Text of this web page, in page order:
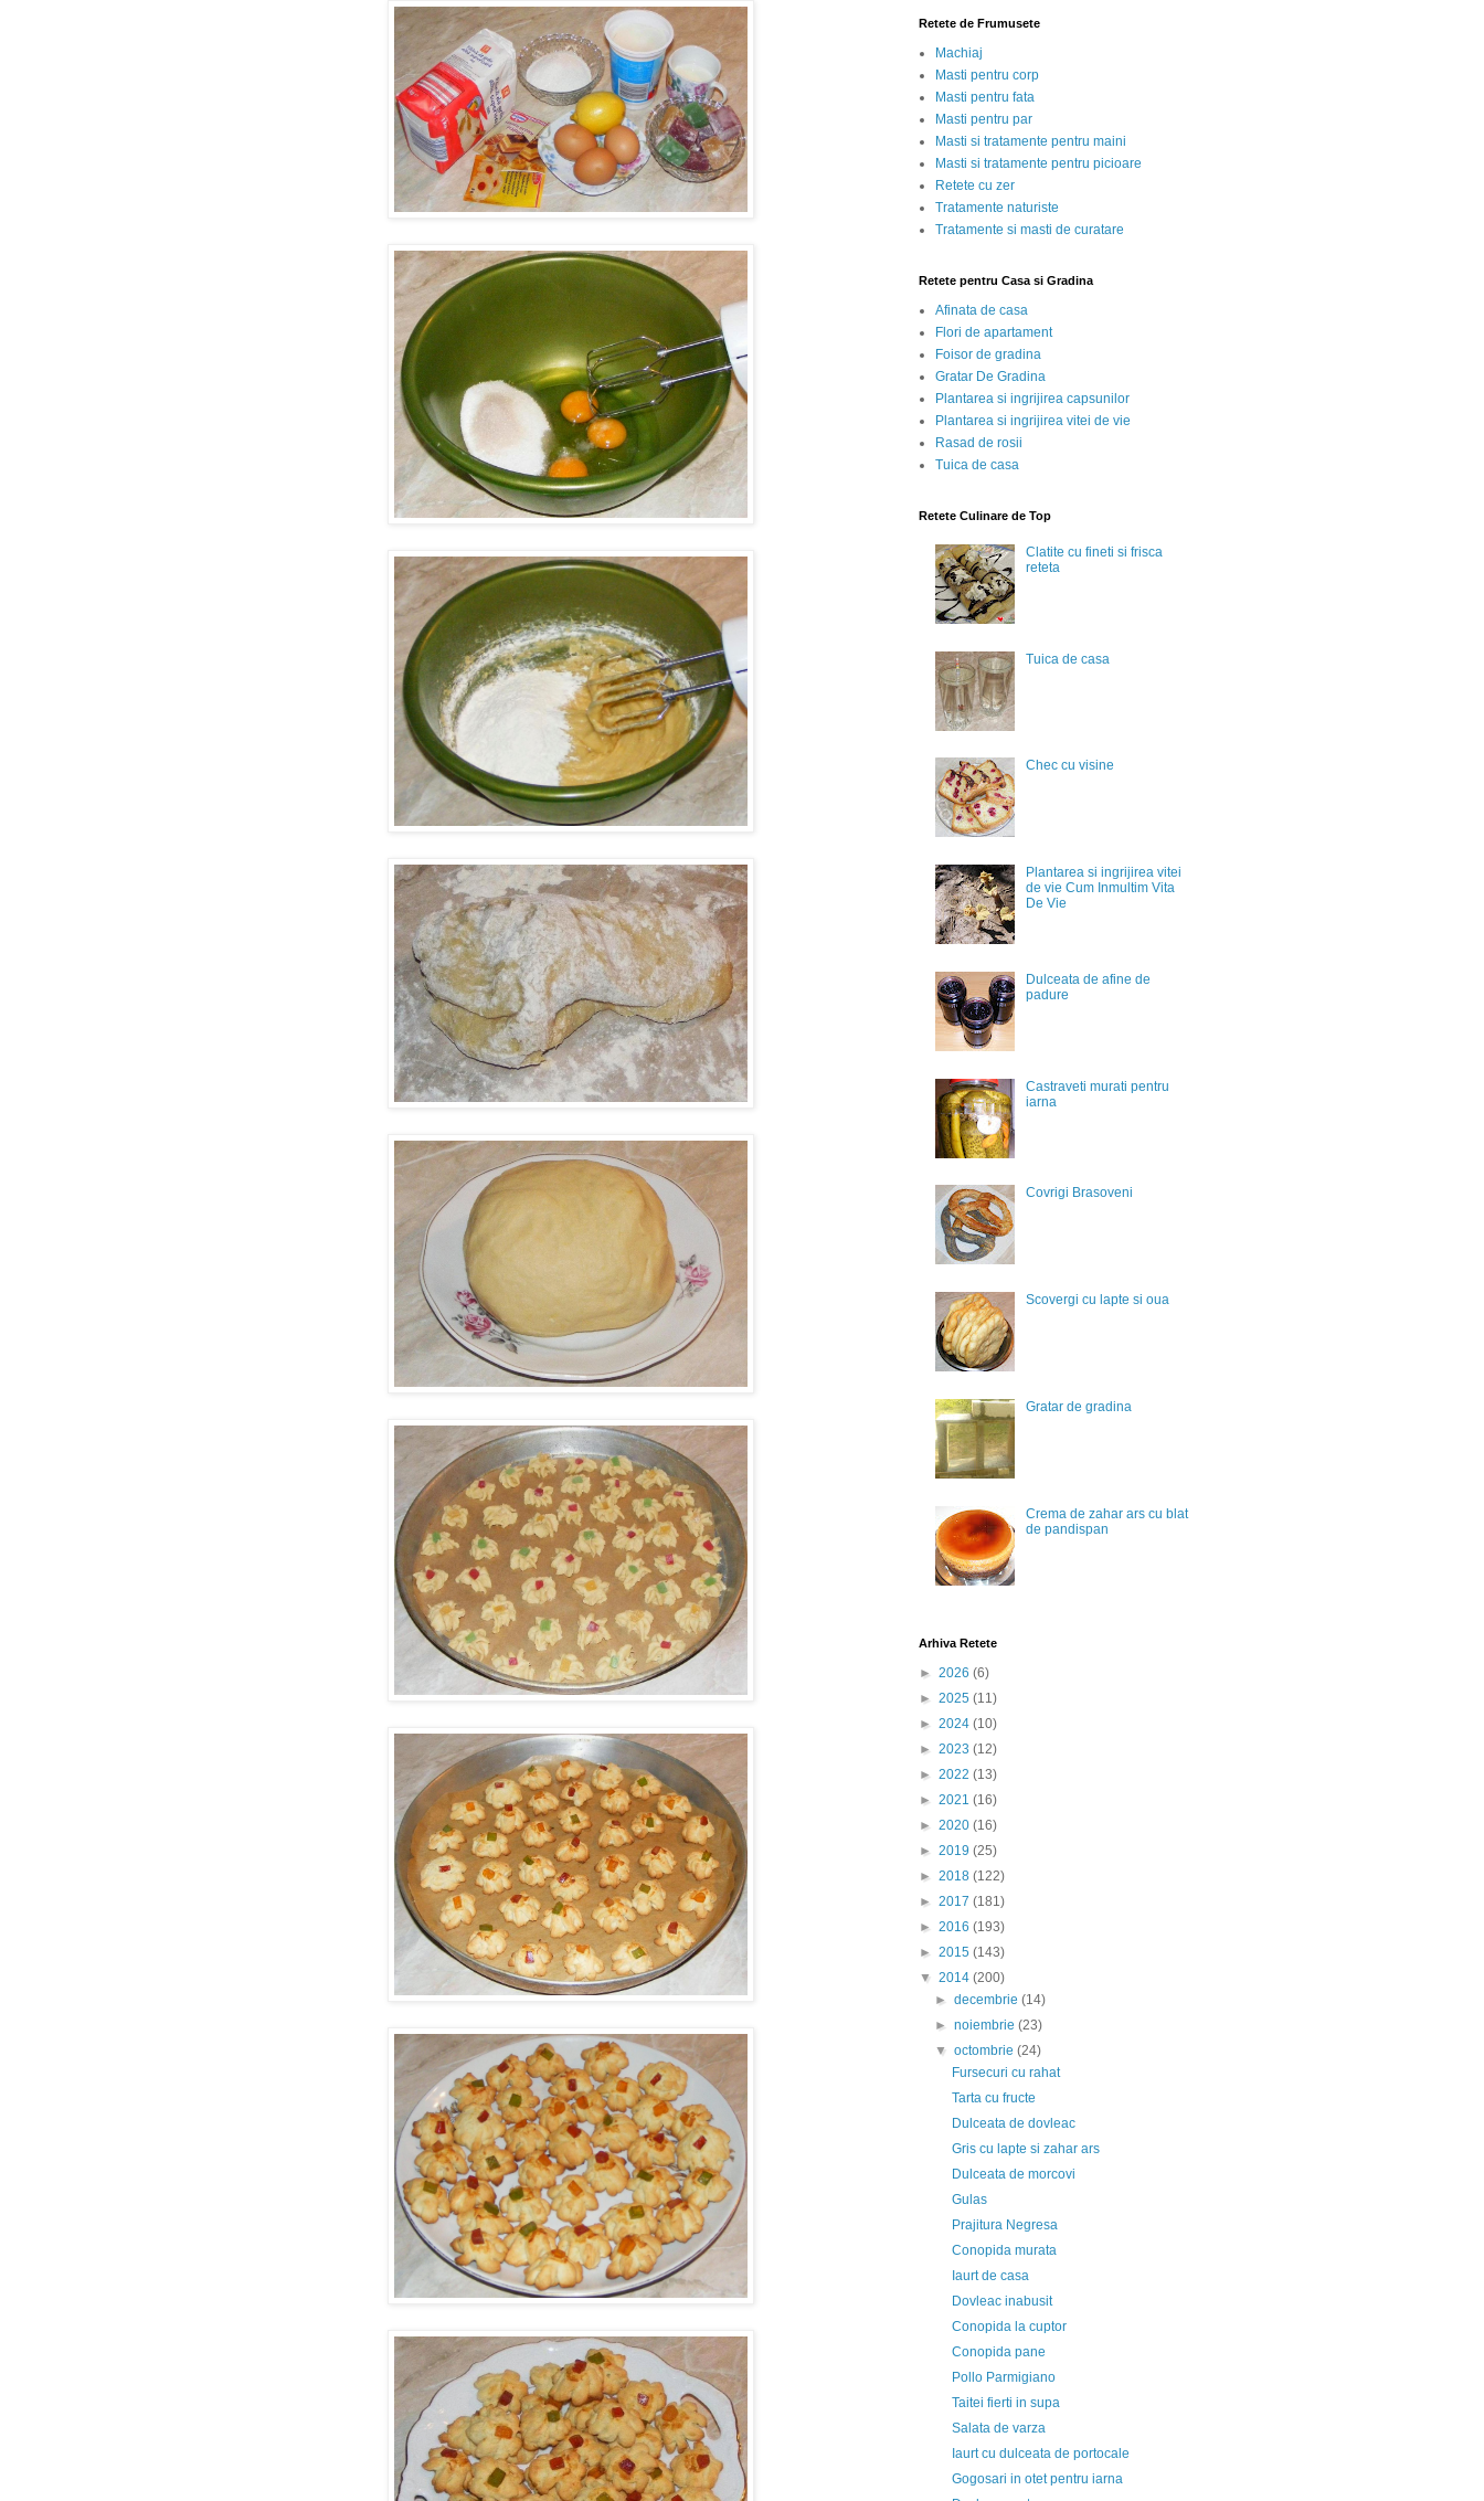
Retete de Frumusete
Machiaj
Masti pentru corp
Masti pentru fata
Masti pentru par
Masti si tratamente pentru maini
Masti si tratamente pentru picioare
Retete cu zer
Tratamente naturiste
Tratamente si masti de curatare
Retete pentru Casa si Gradina
Afinata de casa
Flori de apartament
Foisor de gradina
Gratar De Gradina
Plantarea si ingrijirea capsunilor
Plantarea si ingrijirea vitei de vie
Rasad de rosii
Tuica de casa
Retete Culinare de Top
Clatite cu fineti si frisca
reteta
Tuica de casa
Chec cu visine
Plantarea si ingrijirea vitei
de vie Cum Inmultim Vita
De Vie
Dulceata de afine de
padure
Castraveti murati pentru
iarna
Covrigi Brasoveni
Scovergi cu lapte si oua
Gratar de gradina
Crema de zahar ars cu blat
de pandispan
Arhiva Retete
► 2026 (6)
► 2025 (11)
► 2024 (10)
► 2023 (12)
► 2022 (13)
► 2021 (16)
► 2020 (16)
► 2019 (25)
► 2018 (122)
► 2017 (181)
► 2016 (193)
► 2015 (143)
▼ 2014 (200)
►decembrie(14)
►noiembrie(23)
▼octombrie(24)
Fursecuri cu rahat
Tarta cu fructe
Dulceata de dovleac
Gris cu lapte si zahar ars
Dulceata de morcovi
Gulas
Prajitura Negresa
Conopida murata
Iaurt de casa
Dovleac inabusit
Conopida la cuptor
Conopida pane
Pollo Parmigiano
Taitei fierti in supa
Salata de varza
Iaurt cu dulceata de portocale
Gogosari in otet pentru iarna